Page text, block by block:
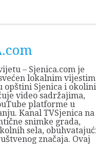
– Sjenica.com je
lokalnim
Sjenica i
video sadržajima,
platforme u
Kanal TVSjenica na
snimke grada,
sela,
značaja. Ovaj